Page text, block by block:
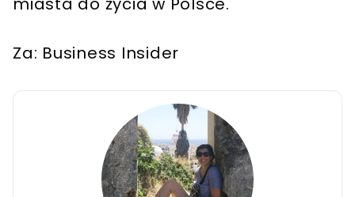
Za: Business Insider